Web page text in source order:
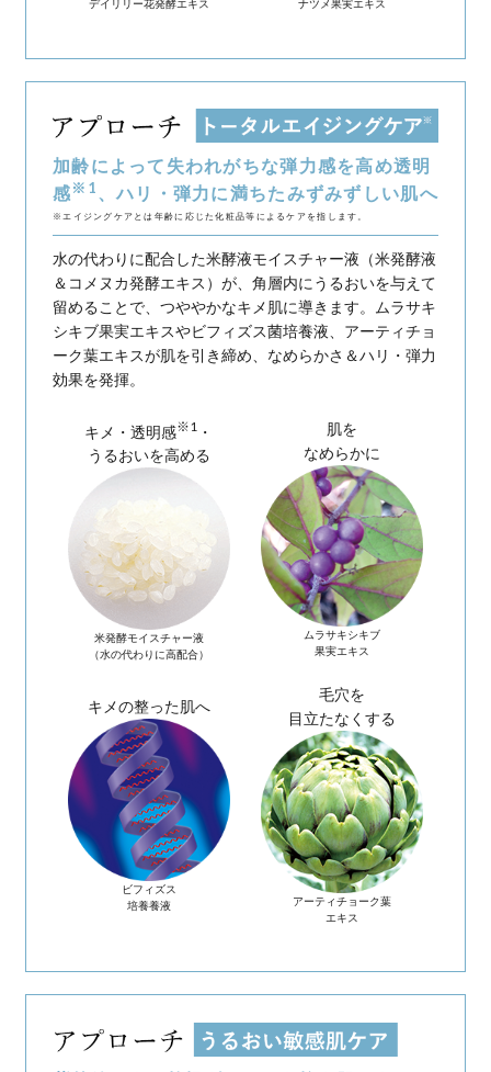
シルクアミノ酸の上質
磨き上げるようにつる
うるおいケア
きめ細かい泡で
やさしく汚れをオフ